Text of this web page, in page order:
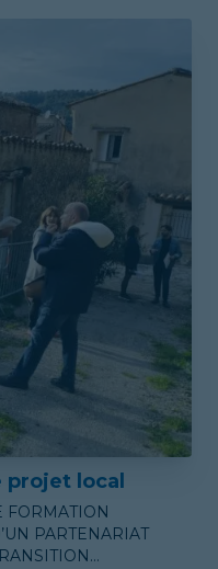
projet local
FORMATION
PARTENARIAT